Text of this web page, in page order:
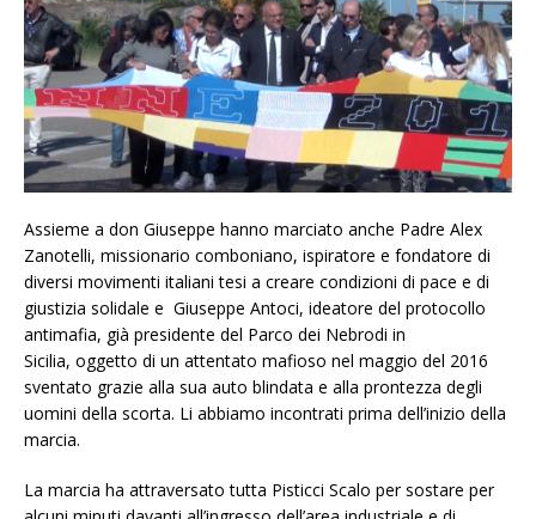
Assieme a don Giuseppe hanno marciato anche Padre Alex
Zanotelli, missionario comboniano, ispiratore e fondatore di
diversi movimenti italiani tesi a creare condizioni di pace e di
giustizia solidale e Giuseppe Antoci, ideatore del protocollo
antimafia, già presidente del Parco dei Nebrodi in
Sicilia, oggetto di un attentato mafioso nel maggio del 2016
sventato grazie alla sua auto blindata e alla prontezza degli
uomini della scorta. Li abbiamo incontrati prima dell’inizio della
marcia.
La marcia ha attraversato tutta Pisticci Scalo per sostare per